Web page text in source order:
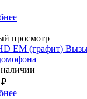
просмотр
EM (графит)
₽